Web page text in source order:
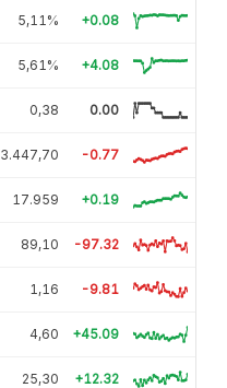
5,11% +0.08
5,61% +4.08
0,38 0.00
3.447,70 -0.77
17.959 +0.19
89,10 -97.32
1,16 -9.81
4,60 +45.09
25,30 +12.32